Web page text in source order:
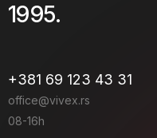
1995.
+381 69 123 43 31
office@vivex.rs
08-16h